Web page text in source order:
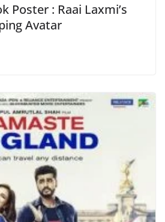
Poster : Raai Laxmi’s
Avatar